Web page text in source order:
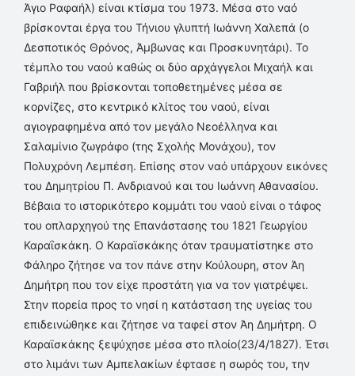
Άγιο Ραφαήλ) είναι κτίσμα του 1973. Μέσα στο ναό
βρίσκονται έργα του Τήνιου γλυπτή Ιωάννη Χαλεπά (ο
Δεσποτικός Θρόνος, Άμβωνας και Προσκυνητάρι). Το
τέμπλο του ναού καθώς οι δύο αρχάγγελοι Μιχαήλ και
Γαβριήλ που βρίσκονται τοποθετημένες μέσα σε
κορνίζες, στο κεντρικό κλίτος του ναού, είναι
αγιογραφημένα από τον μεγάλο Νεοέλληνα και
Σαλαμίνιο ζωγράφο (της Σχολής Μονάχου), τον
Πολυχρόνη Λεμπέση. Επίσης στον ναό υπάρχουν εικόνες
του Δημητρίου Π. Ανδριανού και του Ιωάννη Αθανασίου.
Βέβαια το ιστορικότερο κομμάτι του ναού είναι ο τάφος
του οπλαρχηγού της Επανάστασης του 1821 Γεωργίου
Καραΐσκάκη. Ο Καραϊσκάκης όταν τραυματίστηκε στο
Φάληρο ζήτησε να τον πάνε στην Κούλουρη, στον Άη
Δημήτρη που τον είχε προστάτη για να τον γιατρέψει.
Στην πορεία προς το νησί η κατάσταση της υγείας του
επιδεινώθηκε και ζήτησε να ταφεί στον Άη Δημήτρη. Ο
Καραϊσκάκης ξεψύχησε μέσα στο πλοίο(23/4/1827). Έτσι
στο λιμάνι των Αμπελακίων έφτασε η σωρός του, την